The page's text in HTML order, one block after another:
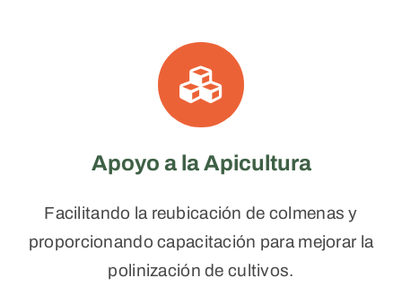
Apoyo a la Apicultura
Facilitando la reubicación de colmenas y
proporcionando capacitación para mejorar la
polinización de cultivos.